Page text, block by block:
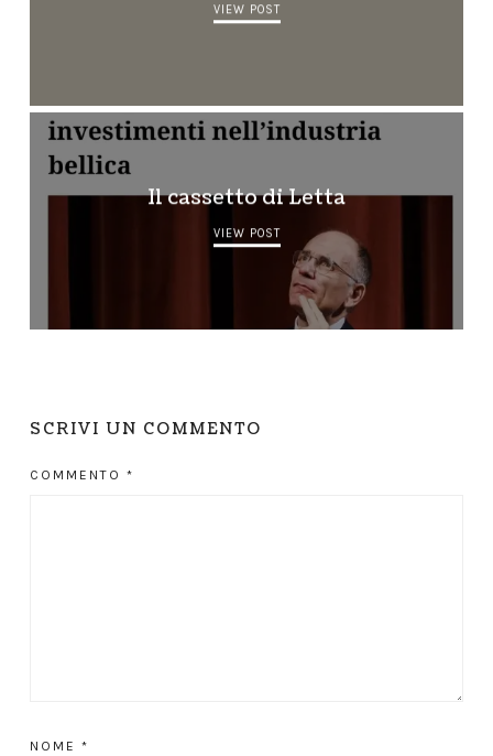
VIEW POST
Il cassetto di Letta
VIEW POST
SCRIVI UN COMMENTO
COMMENTO *
NOME *